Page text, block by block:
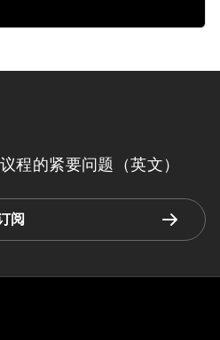
程的紧要问题（英文）
阅